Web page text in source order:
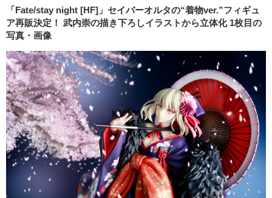
ゲーム グッズ
イベント
海外イベント ビジネス
俳優・タレント アーティスト
ビジネス
アニメ 実写
ゲーム 座談会
動画
アニメ！アニメ！TV ABEMA Cafe
連載・コラム
「Fate/stay night [HF]」セイバーオルタの“着物ver.”フィギュ
ア再販決定！ 武内崇の描き下ろしイラストから立体化 1枚目の
写真・画像